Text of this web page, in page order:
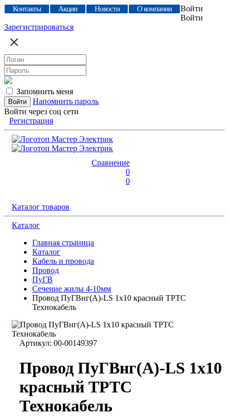
Контакты Акции Новости О компании
Войти
Войти
Зарегистрироваться
Запомнить меня
Напомнить пароль
Войти через соц сети
Регистрация
Сравнение
0
0
Каталог товаров
Каталог
Главная страница
Каталог
Кабель и провода
Провод
ПуГВ
Сечение жилы 4-10мм
Провод ПуГВнг(А)-LS 1х10 красный ТРТС
Технокабель
Артикул: 00-00149397
Провод ПуГВнг(А)-LS 1х10
красный ТРТС
Технокабель